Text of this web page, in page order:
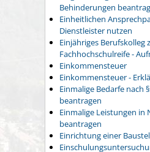
Behinderungen
Einheitlichen
Dienstleister nutzen
Einjähriges Berufskolleg
Fachhochschulreife -
Einkommensteuer
Einkommensteuer -
Einmalige Bedarfe nach
beantragen
Einmalige Leistungen
beantragen
Einrichtung einer